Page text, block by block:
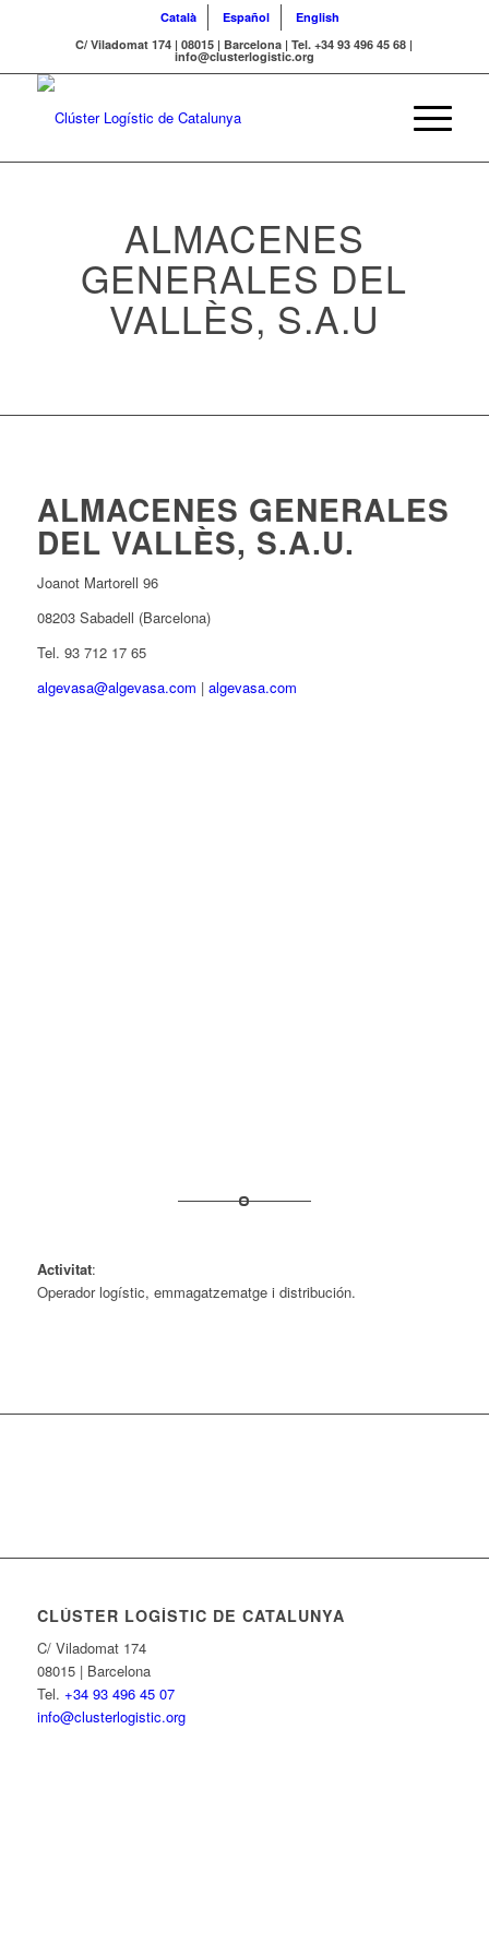
Català Español
English
C/ Viladomat 174 | 08015 | Barcelona | Tel. +34 93 496 45 68 |
info@clusterlogistic.org
ALMACENES
GENERALES DEL
VALLÈS, S.A.U
ALMACENES GENERALES
DEL VALLÈS, S.A.U.
Joanot Martorell 96
08203 Sabadell (Barcelona)
Tel. 93 712 17 65
algevasa@algevasa.com | algevasa.com
Activitat:
Operador logístic, emmagatzematge i distribución.
CLÚSTER LOGÍSTIC DE CATALUNYA
C/ Viladomat 174
08015 | Barcelona
Tel. +34 93 496 45 07
info@clusterlogistic.org